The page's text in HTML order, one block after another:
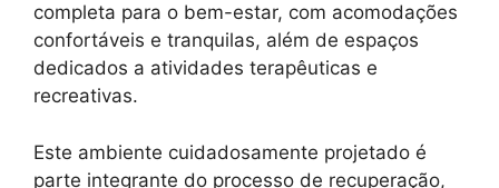
completa para o bem-estar, com acomodações
confortáveis e tranquilas, além de espaços
dedicados a atividades terapêuticas e
recreativas.
Este ambiente cuidadosamente projetado é
parte integrante do processo de recuperação,